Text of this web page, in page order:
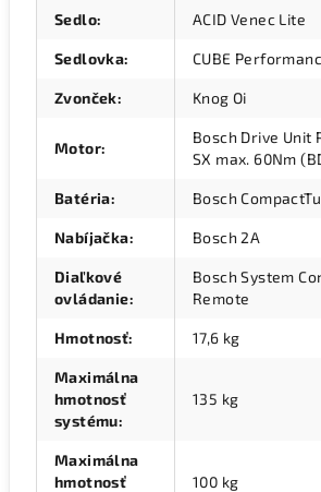
Sedlo: ACID Venec Lite
Sedlovka: CUBE
Zvonček: Knog Oi
Motor:
Bosch Drive Unit
SX max. 60Nm
Batéria: Bosch
Nabíjačka: Bosch 2A
Diaľkové
ovládanie:
Bosch System
Remote
Hmotnosť: 17,6 kg
Maximálna
hmotnosť
systému:
135 kg
Maximálna
hmotnosť
100 kg